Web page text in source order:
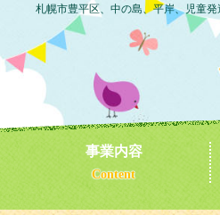
札幌市豊平区、中の島、平岸、児童
事業内容
Content